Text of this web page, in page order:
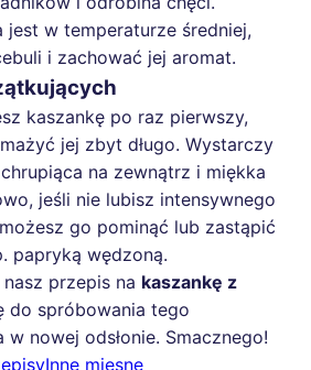
jest w temperaturze średniej,
i zachować jej aromat.
kaszankę po raz pierwszy,
jej zbyt długo. Wystarczy
na zewnątrz i miękka
jeśli nie lubisz intensywnego
go pominąć lub zastąpić
papryką wędzoną.
przepis na kaszankę z
do spróbowania tego
nowej odsłonie. Smacznego!
Inne mięsne